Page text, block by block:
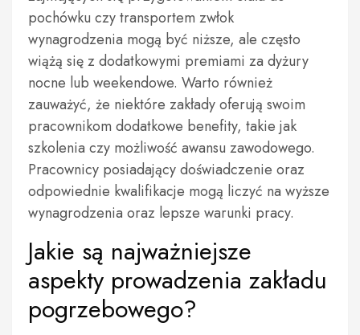
pochówku czy transportem zwłok
wynagrodzenia mogą być niższe, ale często
wiążą się z dodatkowymi premiami za dyżury
nocne lub weekendowe. Warto również
zauważyć, że niektóre zakłady oferują swoim
pracownikom dodatkowe benefity, takie jak
szkolenia czy możliwość awansu zawodowego.
Pracownicy posiadający doświadczenie oraz
odpowiednie kwalifikacje mogą liczyć na wyższe
wynagrodzenia oraz lepsze warunki pracy.
Jakie są najważniejsze
aspekty prowadzenia zakładu
pogrzebowego?